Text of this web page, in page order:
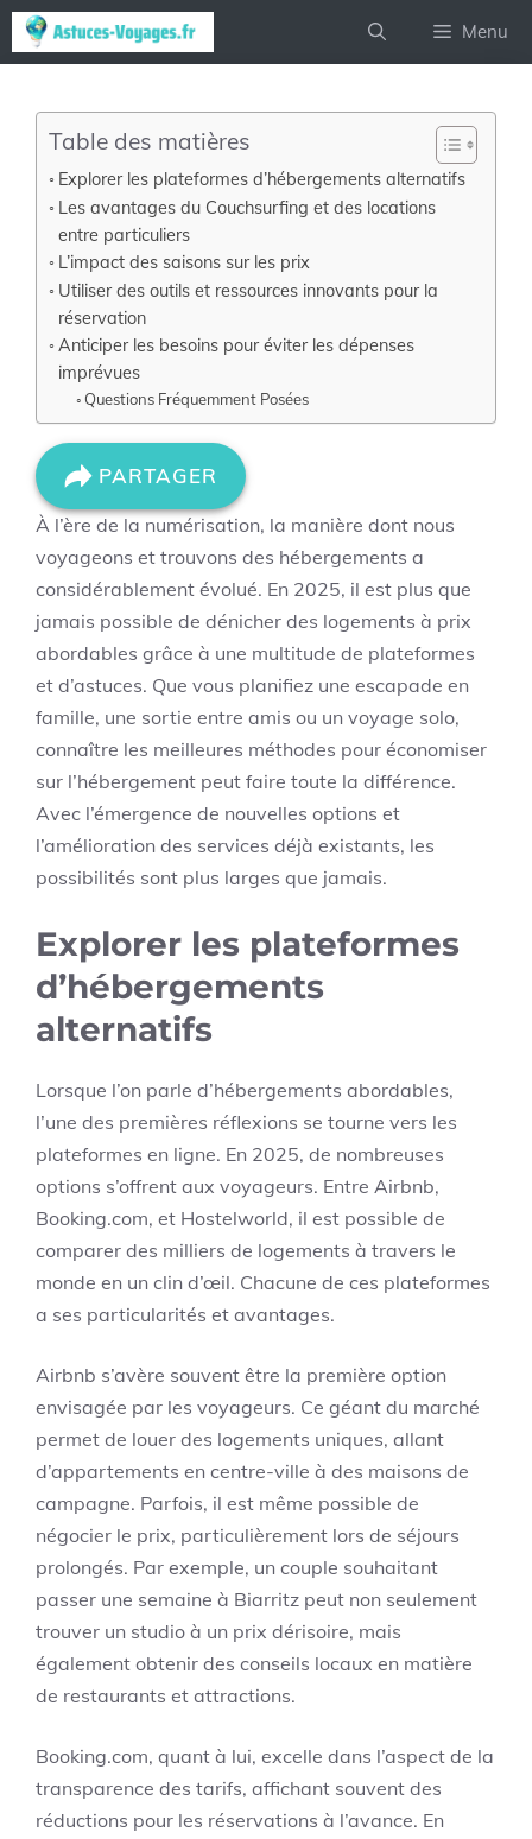
Aller
au
Menu
Table des matières
Explorer les plateformes d’hébergements alternatifs
Les avantages du Couchsurfing et des locations
entre particuliers
L’impact des saisons sur les prix
Utiliser des outils et ressources innovants pour la
réservation
Anticiper les besoins pour éviter les dépenses
imprévues
Questions Fréquemment Posées
PARTAGER
À l’ère de la numérisation, la manière dont nous
voyageons et trouvons des hébergements a
considérablement évolué. En 2025, il est plus que
jamais possible de dénicher des logements à prix
abordables grâce à une multitude de plateformes
et d’astuces. Que vous planifiez une escapade en
famille, une sortie entre amis ou un voyage solo,
connaître les meilleures méthodes pour économiser
sur l’hébergement peut faire toute la différence.
Avec l’émergence de nouvelles options et
l’amélioration des services déjà existants, les
possibilités sont plus larges que jamais.
Explorer les plateformes
d’hébergements
alternatifs
Lorsque l’on parle d’hébergements abordables,
l’une des premières réflexions se tourne vers les
plateformes en ligne. En 2025, de nombreuses
options s’offrent aux voyageurs. Entre Airbnb,
Booking.com, et Hostelworld, il est possible de
comparer des milliers de logements à travers le
monde en un clin d’œil. Chacune de ces plateformes
a ses particularités et avantages.
Airbnb s’avère souvent être la première option
envisagée par les voyageurs. Ce géant du marché
permet de louer des logements uniques, allant
d’appartements en centre-ville à des maisons de
campagne. Parfois, il est même possible de
négocier le prix, particulièrement lors de séjours
prolongés. Par exemple, un couple souhaitant
passer une semaine à Biarritz peut non seulement
trouver un studio à un prix dérisoire, mais
également obtenir des conseils locaux en matière
de restaurants et attractions.
Booking.com, quant à lui, excelle dans l’aspect de la
transparence des tarifs, affichant souvent des
réductions pour les réservations à l’avance. En